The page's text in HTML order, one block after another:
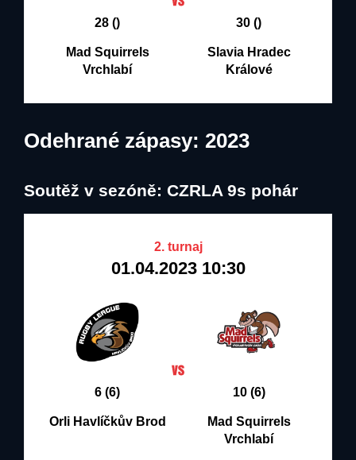
28 ()
Mad Squirrels
Vrchlabí
30 ()
Slavia Hradec
Králové
Odehrané zápasy: 2023
Soutěž v sezóně: CZRLA 9s pohár
2. turnaj
01.04.2023 10:30
6 (6)
Orli Havlíčkův Brod
10 (6)
Mad Squirrels
Vrchlabí